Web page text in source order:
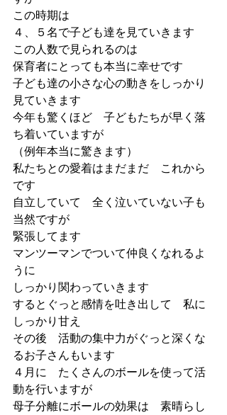
この時期は
４、５名で子ども達を見ていきます
この人数で見られるのは
保育者にとっても本当に幸せです
子ども達の小さな心の動きをしっかり
見ていきます
今年も驚くほど　子どもたちが早く落
ち着いていますが
（例年本当に驚きます）
私たちとの愛着はまだまだ　これから
です
自立していて　全く泣いていない子も
当然ですが
緊張してます
マンツーマンでついて仲良くなれるよ
うに
しっかり関わっていきます
するとぐっと感情を吐き出して　私に
しっかり甘え
その後　活動の集中力がぐっと深くな
るお子さんもいます
４月に　たくさんのボールを使って活
動を行いますが
母子分離にボールの効果は　素晴らし